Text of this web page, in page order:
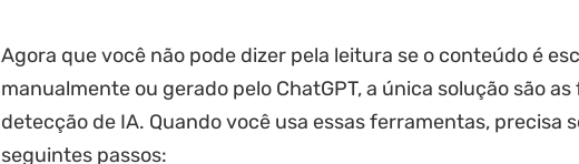
Agora que você não pode dizer pela leitura se o conteúdo é
manualmente ou gerado pelo ChatGPT, a única solução são
detecção de IA. Quando você usa essas ferramentas, precisa
seguintes passos: